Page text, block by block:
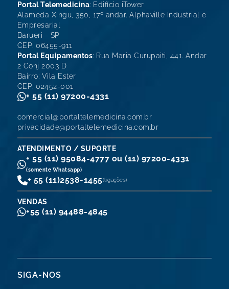
Portal Telemedicina: Edifício iTower
Alameda Xingu, 350, 17º andar. Alphaville Industrial e
Empresarial
Barueri - SP
CEP: 06455-911
Portal Equipamentos: Rua Maria Curupaiti, 441. Andar
2 Conj 2003 D
Bairro: Vila Ester
CEP: 02452-001
+ 55 (11) 97200-4331
comercial@portaltelemedicina.com.br
privacidade@portaltelemedicina.com.br
ATENDIMENTO / SUPORTE
+ 55 (11) 95084-4777 ou (11) 97200-4331
(somente Whatsapp)
+ 55 (11)2538-1455(ligações)
VENDAS
+55 (11) 94488-4845
SIGA-NOS